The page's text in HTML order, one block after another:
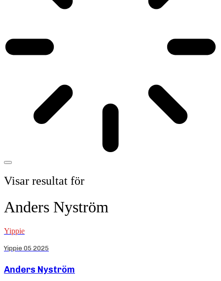
Visar resultat för
Anders Nyström
Yippie
Yippie 05 2025
Anders Nyström